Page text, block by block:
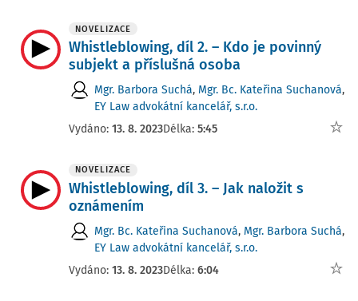
NOVELIZACE
Whistleblowing, díl 2. – Kdo je povinný
subjekt a příslušná osoba
Mgr. Barbora Suchá, Mgr. Bc. Kateřina Suchanová,
EY Law advokátní kancelář, s.r.o.
Vydáno: 13. 8. 2023Délka: 5:45
NOVELIZACE
Whistleblowing, díl 3. – Jak naložit s
oznámením
Mgr. Bc. Kateřina Suchanová, Mgr. Barbora Suchá,
EY Law advokátní kancelář, s.r.o.
Vydáno: 13. 8. 2023Délka: 6:04